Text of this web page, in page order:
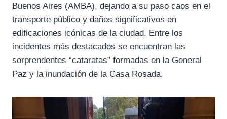
e
b
k
e
g
a
m
t
s
p
Buenos Aires (AMBA), dejando a su paso caos en el
transporte público y daños significativos en
edificaciones icónicas de la ciudad. Entre los
incidentes más destacados se encuentran las
sorprendentes “cataratas” formadas en la General
Paz y la inundación de la Casa Rosada.